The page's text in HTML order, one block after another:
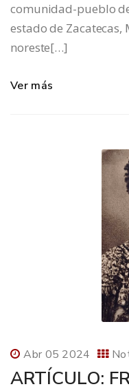
comunidad-pueblo
estado de Zacatecas,
noreste[…]
Ver más
Abr 05 2024
ARTÍCULO: